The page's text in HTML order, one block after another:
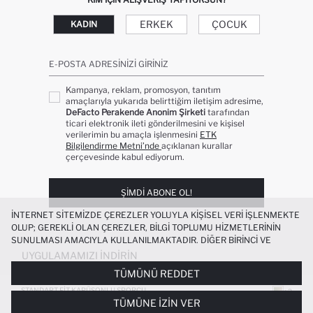
STANDART FIT KAPÜŞONLU SPORCU
+2
KADIN ERKEK ÇOCUK
E-POSTA ADRESINIZI GIRINIZ
Kampanya, reklam, promosyon, tanıtım
amaçlarıyla yukarıda belirttiğim iletişim adresime,
DeFacto Perakende Anonim Şirketi tarafından
ticari elektronik ileti gönderilmesini ve kişisel
verilerimin bu amaçla işlenmesini ETK
Bilgilendirme Metni’nde açıklanan kurallar
çerçevesinde kabul ediyorum.
ŞIMDI ABONE OL!
UYGULAMAMIZI İNDIRIN
İNTERNET SITEMIZDE ÇEREZLER YOLUYLA KIŞISEL VERI IŞLENMEKTE
OLUP; GEREKLI OLAN ÇEREZLER, BILGI TOPLUMU HIZMETLERININ
SUNULMASI AMACIYLA KULLANILMAKTADIR. DIĞER BIRINCI VE
ÜÇÜNCÜ TARAF ÇEREZLER ISE SIZE DAHA IYI BIR ALIŞVERIŞ
DENEYIMI SUNULABILMESI, SITEMIZIN DAHA IŞLEVSEL KILINMASI VE
KIŞISELLEŞTIRMESI VE AÇIK RIZA VERMENIZ HALINDE, SIZLERE
YÖNELIK PAZARLAMA FAALIYETLERININ YAPILMASI AMAÇLARIYLA
SINIRLI OLARAK KULLANILACAKTIR. ÇEREZLERE DAIR TERCIHLERINIZI
TÜMÜNÜ REDDET
TÜMÜNE İZIN VER